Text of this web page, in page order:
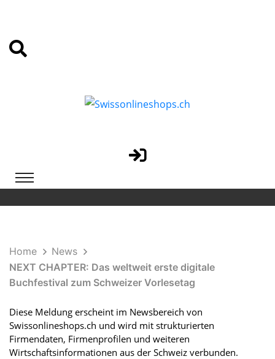
Home
News
NEXT CHAPTER: Das weltweit erste digitale
Buchfestival zum Schweizer Vorlesetag
Diese Meldung erscheint im Newsbereich von
Swissonlineshops.ch und wird mit strukturierten
Firmendaten, Firmenprofilen und weiteren
Wirtschaftsinformationen aus der Schweiz verbunden.